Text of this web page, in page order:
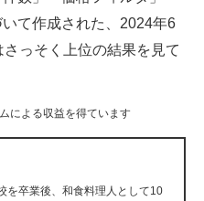
いて作成された、2024年6
っそく上位の結果を見て
による収益を得ています
を卒業後、和食料理人として10